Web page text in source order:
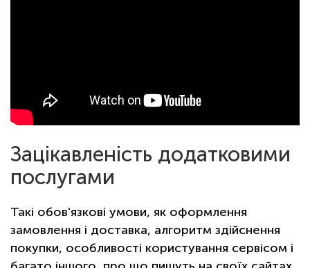
Зацікавленість додатковими
послугами
Такі обов'язкові умови, як оформлення
замовлення і доставка, алгоритм здійснення
покупки, особливості користування сервісом і